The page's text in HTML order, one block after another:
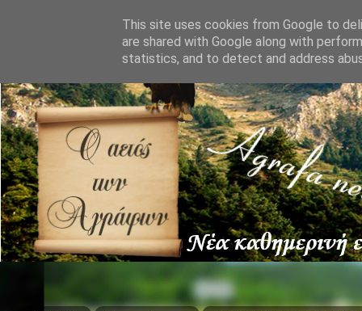
This site uses cookies from Google to
are shared with Google along with
statistics, and to detect and address